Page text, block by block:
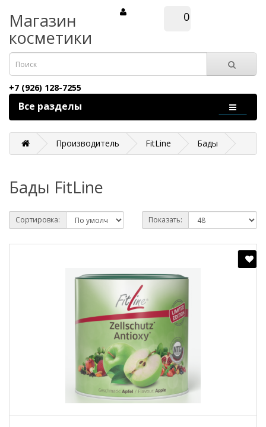
Магазин
косметики
0
+7 (926) 128-7255
Все разделы
Производитель FitLine Бады
Бады FitLine
Сортировка: Показать: